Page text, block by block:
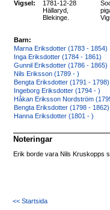
Vigsel:
1781-12-28
Hällaryd,
Blekinge.
Barn:
Marna Eriksdotter (1783 - 1854)
Inga Eriksdotter (1784 - 1861)
Gunnil Eriksdotter (1786 - 1865)
Nils Eriksson (1789 - )
Bengta Eriksdotter (1791 - 1798)
Ingeborg Eriksdotter (1794 - )
Håkan Eriksson Nordström
Bengta Eriksdotter (1798 - 1862)
Hanna Eriksdotter (1801 - )
Noteringar
Erik borde vara Nils Kruskopps
<< Startsida